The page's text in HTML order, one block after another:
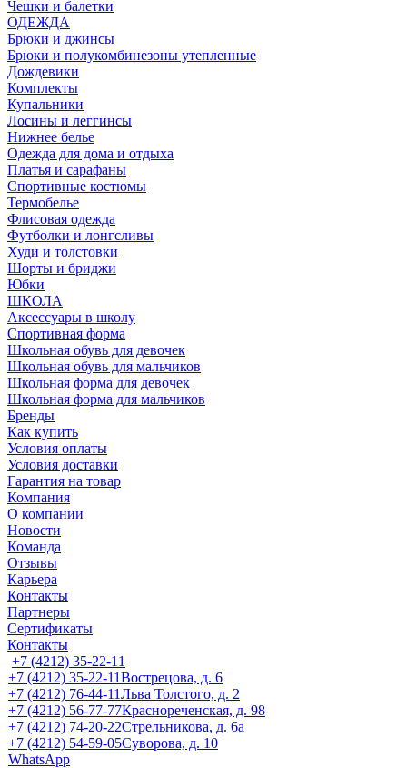
Чешки и балетки
ОДЕЖДА
Брюки и джинсы
Брюки и полукомбинезоны утепленные
Дождевики
Комплекты
Купальники
Лосины и леггинсы
Нижнее белье
Одежда для дома и отдыха
Платья и сарафаны
Спортивные костюмы
Термобелье
Флисовая одежда
Футболки и лонгсливы
Худи и толстовки
Шорты и бриджи
Юбки
ШКОЛА
Аксессуары в школу
Спортивная форма
Школьная обувь для девочек
Школьная обувь для мальчиков
Школьная форма для девочек
Школьная форма для мальчиков
Бренды
Как купить
Условия оплаты
Условия доставки
Гарантия на товар
Компания
О компании
Новости
Команда
Отзывы
Карьера
Контакты
Партнеры
Сертификаты
Контакты
+7 (4212) 35-22-11
+7 (4212) 35-22-11Вострецова, д. 6
+7 (4212) 76-44-11Льва Толстого, д. 2
+7 (4212) 56-77-77Краснореченская, д. 98
+7 (4212) 74-20-22Стрельникова, д. 6а
+7 (4212) 54-59-05Суворова, д. 10
WhatsApp